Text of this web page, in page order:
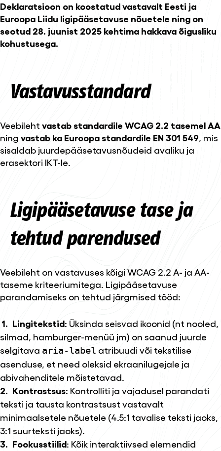
Deklaratsioon on koostatud vastavalt Eesti ja
Euroopa Liidu ligipääsetavuse nõuetele ning on
seotud 28. juunist 2025 kehtima hakkava õigusliku
kohustusega.
Vastavusstandard
Veebileht vastab standardile WCAG 2.2 tasemel AA
ning vastab ka Euroopa standardile EN 301 549 , mis
sisaldab juurdepääsetavusnõudeid avaliku ja
erasektori IKT-le.
Ligipääsetavuse tase ja
tehtud parendused
Veebileht on vastavuses kõigi WCAG 2.2 A- ja AA-
taseme kriteeriumitega. Ligipääsetavuse
parandamiseks on tehtud järgmised tööd:
Lingitekstid: Üksinda seisvad ikoonid (nt nooled,
silmad, hamburger-menüü jm) on saanud juurde
selgitava aria-label atribuudi või tekstilise
asenduse, et need oleksid ekraanilugejale ja
abivahenditele mõistetavad.
Kontrastsus: Kontrolliti ja vajadusel parandati
teksti ja tausta kontrastsust vastavalt
minimaalsetele nõuetele (4.5:1 tavalise teksti jaoks,
3:1 suurteksti jaoks).
Fookusstiilid: Kõik interaktiivsed elemendid